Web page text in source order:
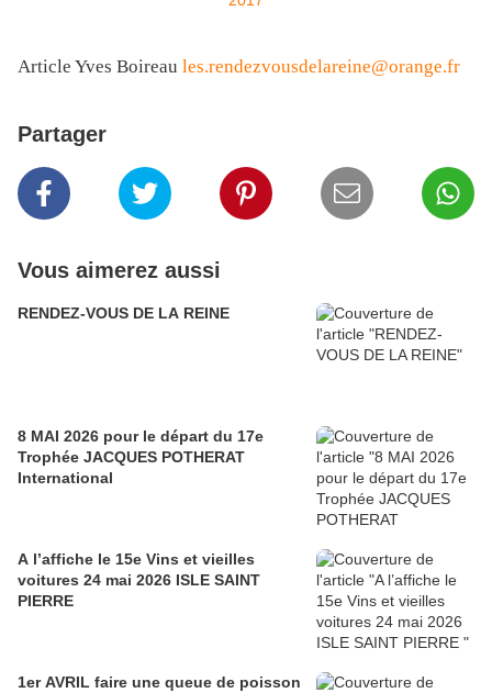
Article Yves Boireau les.rendezvousdelareine@orange.fr
Partager
Vous aimerez aussi
RENDEZ-VOUS DE LA REINE
8 MAI 2026 pour le départ du 17e
Trophée JACQUES POTHERAT
International
A l’affiche le 15e Vins et vieilles
voitures 24 mai 2026 ISLE SAINT
PIERRE
1er AVRIL faire une queue de poisson